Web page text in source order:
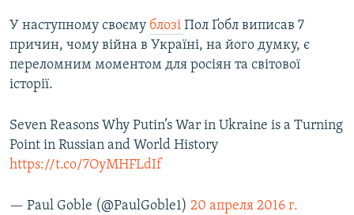
У наступному своєму блозі Пол Ґобл виписав 7
причин, чому війна в Україні, на його думку, є
переломним моментом для росіян та світової
історії.
Seven Reasons Why Putin’s War in Ukraine is a Turning
Point in Russian and World History
https://t.co/7OyMHFLdIf
— Paul Goble (@PaulGoble1) 20 апреля 2016 г.